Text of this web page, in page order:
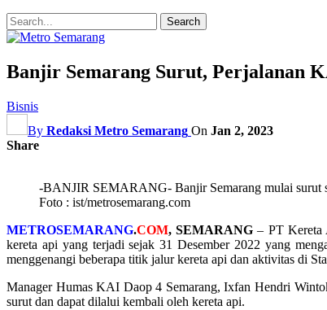
Banjir Semarang Surut, Perjalanan
Bisnis
By Redaksi Metro Semarang On Jan 2, 2023
Share
-BANJIR SEMARANG- Banjir Semarang mulai surut
Foto : ist/metrosemarang.com
METROSEMARANG.COM, SEMARANG – PT Kereta
kereta api yang terjadi sejak 31 Desember 2022 yang
menggenangi beberapa titik jalur kereta api dan aktivitas di
Manager Humas KAI Daop 4 Semarang, Ixfan Hendri
surut dan dapat dilalui kembali oleh kereta api.